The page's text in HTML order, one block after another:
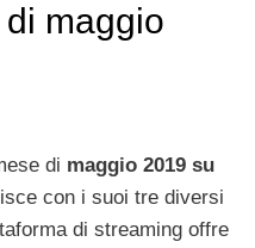
maggio
di maggio 2019 su
con i suoi tre diversi
di streaming offre